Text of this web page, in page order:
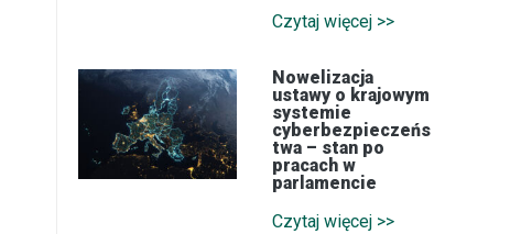
Czytaj więcej >>
Nowelizacja
ustawy o krajowym
systemie
cyberbezpieczeńs
twa – stan po
pracach w
parlamencie
Czytaj więcej >>